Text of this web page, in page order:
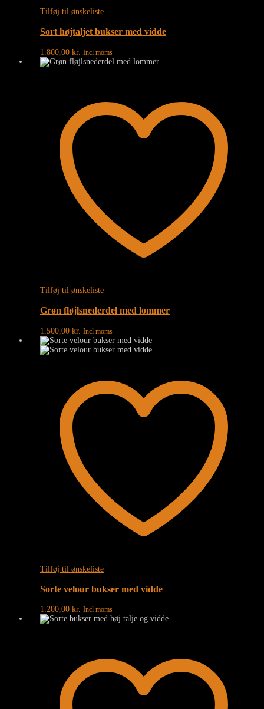
Tilføj til ønskeliste
Sort højtaljet bukser med vidde
1.800,00 kr. Incl moms
Tilføj til ønskeliste
Grøn fløjlsnederdel med lommer
1.500,00 kr. Incl moms
Tilføj til ønskeliste
Sorte velour bukser med vidde
1.200,00 kr. Incl moms